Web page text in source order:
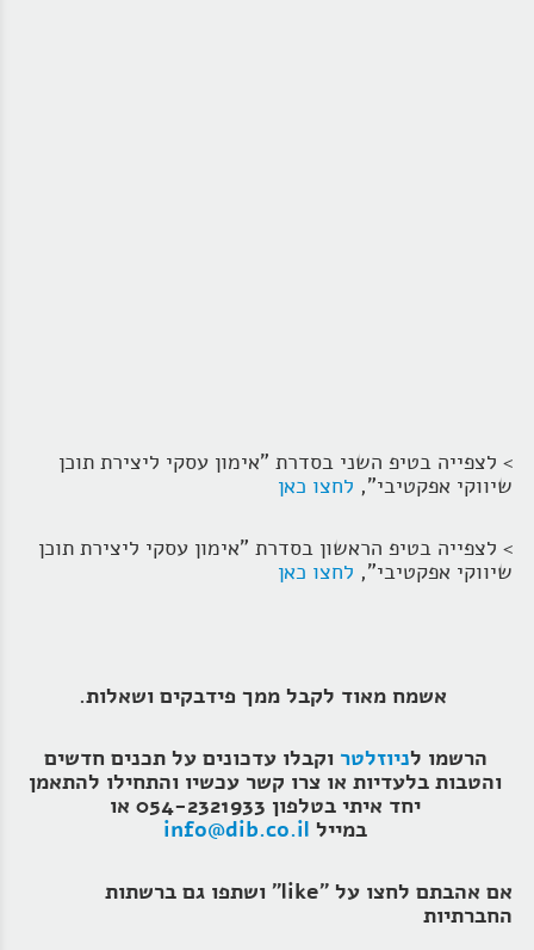
> לצפייה בטיפ השני בסדרת "אימון עסקי ליצירת תוכן
שיווקי אפקטיבי", לחצו כאן
> לצפייה בטיפ הראשון בסדרת "אימון עסקי ליצירת תוכן
שיווקי אפקטיבי", לחצו כאן
אשמח מאוד לקבל ממך פידבקים ושאלות.
הרשמו לניוזלטר וקבלו עדכונים על תכנים חדשים
והטבות בלעדיות או צרו קשר עכשיו והתחילו להתאמן
יחד איתי בטלפון 054-2321933 או
במייל info@dib.co.il
אם אהבתם לחצו על "like" ושתפו גם ברשתות
החברתיות